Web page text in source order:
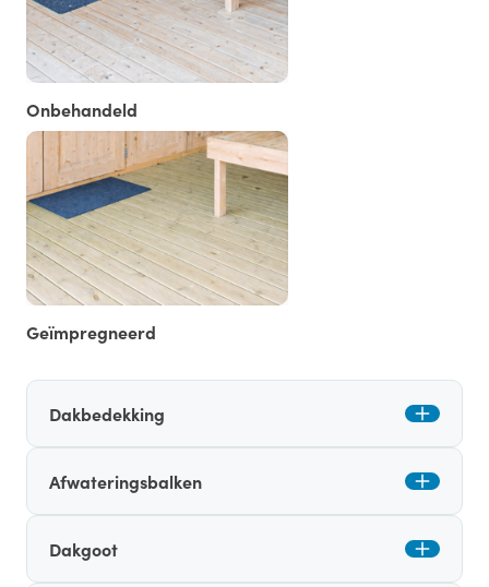
Onbehandeld
Geïmpregneerd
Dakbedekking
Afwateringsbalken
Dakgoot